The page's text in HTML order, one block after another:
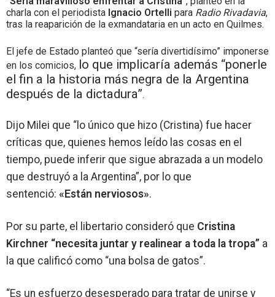
charla con el periodista Ignacio Ortelli para Radio Rivadavia,
tras la reaparición de la exmandataria en un acto en Quilmes.
El jefe de Estado planteó que “sería divertidísimo” imponerse
en los comicios, lo que implicaría además “ponerle
el fin a la historia más negra de la Argentina
después de la dictadura”.
Dijo Milei que “lo único que hizo (Cristina) fue hacer
críticas que, quienes hemos leído las cosas en el
tiempo, puede inferir que sigue abrazada a un modelo
que destruyó a la Argentina”, por lo que
sentenció: «Están nerviosos».
Por su parte, el libertario consideró que Cristina
Kirchner “necesita juntar y realinear a toda la tropa” a
la que calificó como “una bolsa de gatos”.
“Es un esfuerzo desesperado para tratar de unirse y